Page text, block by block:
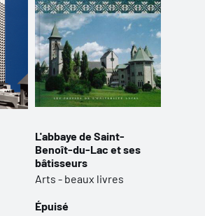
L'abbaye de Saint-
Benoît-du-Lac et ses
bâtisseurs
Arts - beaux livres
Épuisé